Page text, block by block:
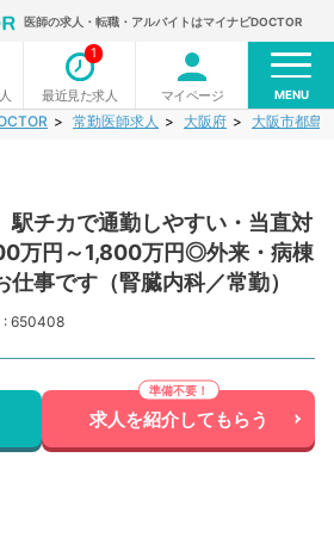
医師の求人・転職・アルバイトはマイナビDOCTOR
最近見た求人
1
マイページ MENU
常勤医師求人 大阪府 大阪市都島
駅チカで通勤しやすい・当直対
万円～1,800万円◎外来・病棟
事です（腎臓内科／常勤）
: 650408
求人を紹介してもらう